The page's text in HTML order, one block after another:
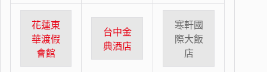
花蓮東
華渡假
會館
台中金
典酒店
寒軒國
際大飯
店